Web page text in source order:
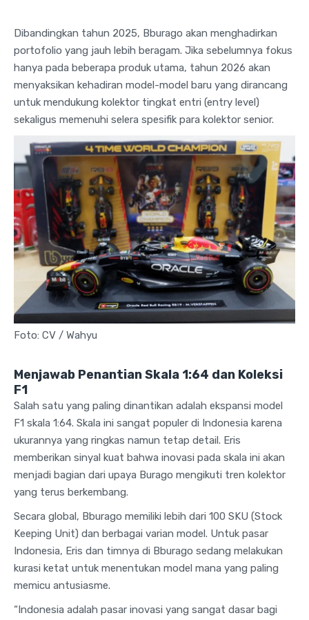
Dibandingkan tahun 2025, Bburago akan menghadirkan
portofolio yang jauh lebih beragam. Jika sebelumnya fokus
hanya pada beberapa produk utama, tahun 2026 akan
menyaksikan kehadiran model-model baru yang dirancang
untuk mendukung kolektor tingkat entri (entry level)
sekaligus memenuhi selera spesifik para kolektor senior.
Foto: CV / Wahyu
Menjawab Penantian Skala 1:64 dan Koleksi
F1
Salah satu yang paling dinantikan adalah ekspansi model
F1 skala 1:64. Skala ini sangat populer di Indonesia karena
ukurannya yang ringkas namun tetap detail. Eris
memberikan sinyal kuat bahwa inovasi pada skala ini akan
menjadi bagian dari upaya Burago mengikuti tren kolektor
yang terus berkembang.
Secara global, Bburago memiliki lebih dari 100 SKU (Stock
Keeping Unit) dan berbagai varian model. Untuk pasar
Indonesia, Eris dan timnya di Bburago sedang melakukan
kurasi ketat untuk menentukan model mana yang paling
memicu antusiasme.
“Indonesia adalah pasar inovasi yang sangat dasar bagi